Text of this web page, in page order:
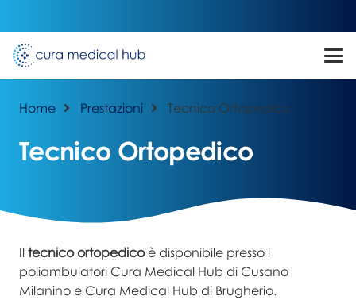
Home Prestazioni Tecnico Ortopedico
Tecnico Ortopedico
Il tecnico ortopedicoè disponibile presso i
poliambulatori Cura Medical Hub di Cusano
Milanino e Cura Medical Hub di Brugherio.